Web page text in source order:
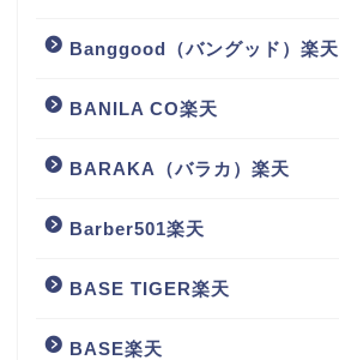
Banggood（バングッド）楽天
BANILA CO楽天
BARAKA（バラカ）楽天
Barber501楽天
BASE TIGER楽天
BASE楽天